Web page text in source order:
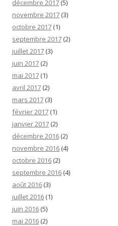
décembre 2017 (5)
novembre 2017 (3)
octobre 2017 (1)
septembre 2017 (2)
juillet 2017 (3)
juin 2017 (2)
mai 2017 (1)
avril 2017 (2)
mars 2017 (3)
février 2017 (1)
janvier 2017 (2)
décembre 2016 (2)
novembre 2016 (4)
octobre 2016 (2)
septembre 2016 (4)
août 2016 (3)
juillet 2016 (1)
juin 2016 (5)
mai 2016 (2)